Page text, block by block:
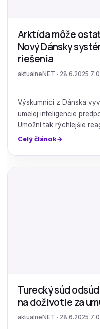
Arktída môže
Nový Dánsky
riešenia
aktualneNET · 28.6.2025
Výskumníci z Dánska
umelej inteligencie
Umožní tak rýchlejšie
Celý článok
Turecký súd
na doživotie za
aktualneNET · 28.6.2025